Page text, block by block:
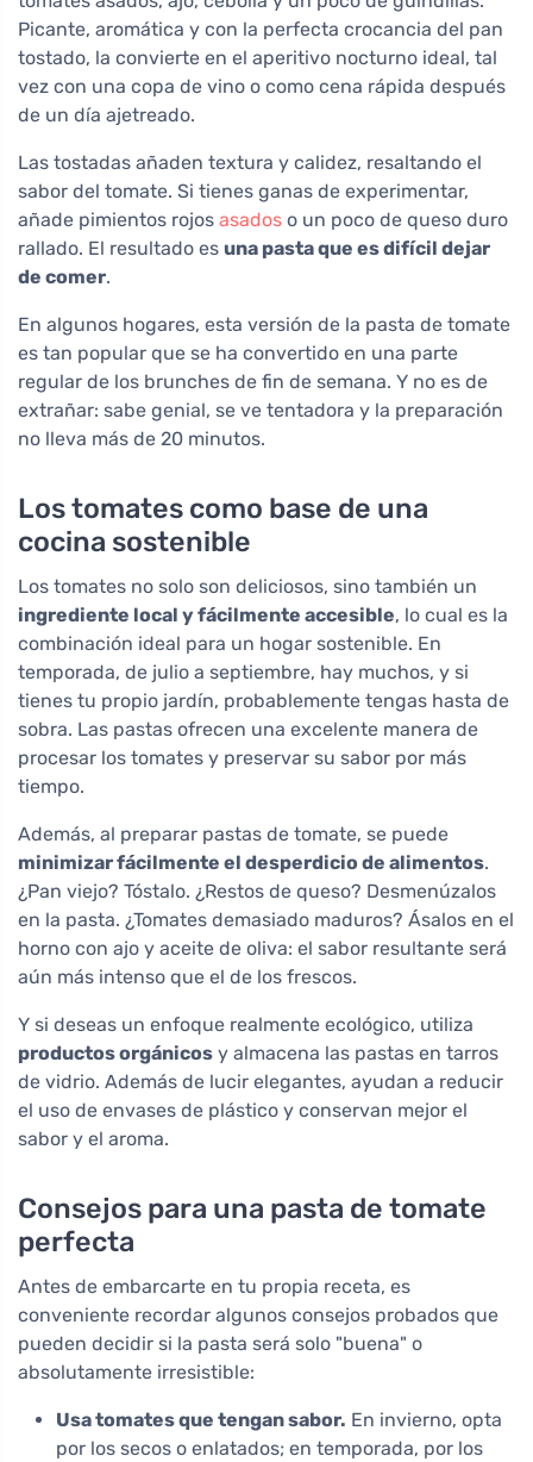
Picante, aromática y con la perfecta crocancia del pan
tostado, la convierte en el aperitivo nocturno ideal, tal
vez con una copa de vino o como cena rápida después
de un día ajetreado.
Las tostadas añaden textura y calidez, resaltando el
sabor del tomate. Si tienes ganas de experimentar,
añade pimientos rojos asados o un poco de queso duro
rallado. El resultado es una pasta que es difícil dejar
de comer.
En algunos hogares, esta versión de la pasta de tomate
es tan popular que se ha convertido en una parte
regular de los brunches de fin de semana. Y no es de
extrañar: sabe genial, se ve tentadora y la preparación
no lleva más de 20 minutos.
Los tomates como base de una
cocina sostenible
Los tomates no solo son deliciosos, sino también un
ingrediente local y fácilmente accesible, lo cual es la
combinación ideal para un hogar sostenible. En
temporada, de julio a septiembre, hay muchos, y si
tienes tu propio jardín, probablemente tengas hasta de
sobra. Las pastas ofrecen una excelente manera de
procesar los tomates y preservar su sabor por más
tiempo.
Además, al preparar pastas de tomate, se puede
minimizar fácilmente el desperdicio de alimentos.
¿Pan viejo? Tóstalo. ¿Restos de queso? Desmenúzalos
en la pasta. ¿Tomates demasiado maduros? Ásalos en el
horno con ajo y aceite de oliva: el sabor resultante será
aún más intenso que el de los frescos.
Y si deseas un enfoque realmente ecológico, utiliza
productos orgánicos y almacena las pastas en tarros
de vidrio. Además de lucir elegantes, ayudan a reducir
el uso de envases de plástico y conservan mejor el
sabor y el aroma.
Consejos para una pasta de tomate
perfecta
Antes de embarcarte en tu propia receta, es
conveniente recordar algunos consejos probados que
pueden decidir si la pasta será solo "buena" o
absolutamente irresistible:
Usa tomates que tengan sabor. En invierno, opta
por los secos o enlatados; en temporada, por los